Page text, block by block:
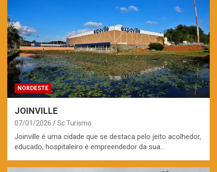
NORDESTE
JOINVILLE
07/01/2026 Sc Turismo
Joinville é uma cidade que se destaca pelo jeito acolhedor,
educado, hospitaleiro e empreendedor da sua…